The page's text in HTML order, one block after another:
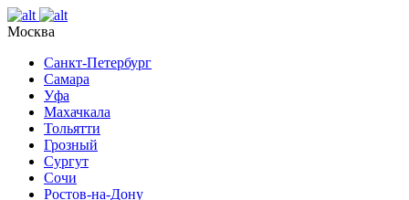
Москва
Санкт-Петербург
Самара
Уфа
Махачкала
Тольятти
Грозный
Сургут
Сочи
Ростов-на-Дону